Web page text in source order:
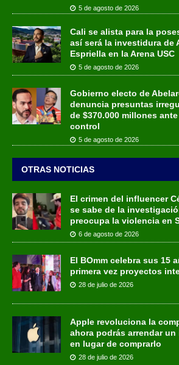
5 de agosto de 2026
Cali se alista para la
así será la investidura de
Espriella en la Arena USC
5 de agosto de 2026
Gobierno electo de
denuncia presuntas
de $370.000 millones
control
5 de agosto de 2026
OTRAS NOTICIAS
El crimen del influencer
se sabe de la
preocupa la violencia en
6 de agosto de 2026
El BOmm celebra sus 15
primera vez proyectos
28 de julio de 2026
Apple revoluciona la
ahora podrás arrendar un
en lugar de comprarlo
28 de julio de 2026